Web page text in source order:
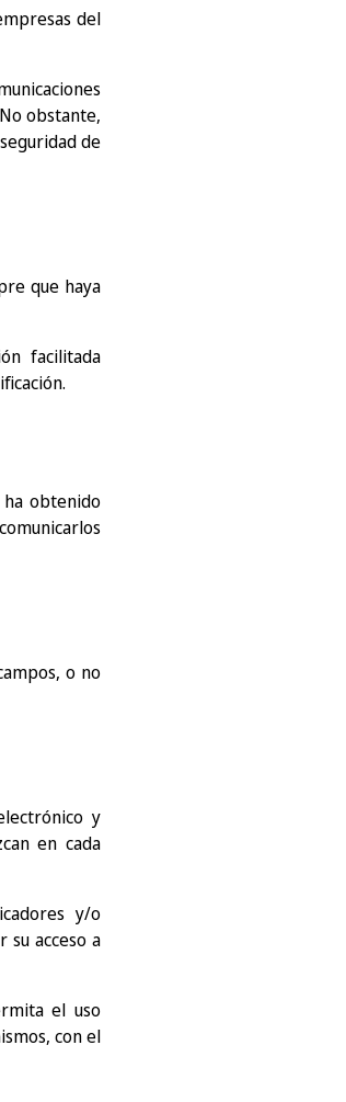
del
obstante,
de
que haya
facilitada
ha obtenido
o no
y
en cada
y/o
acceso a
el uso
con el